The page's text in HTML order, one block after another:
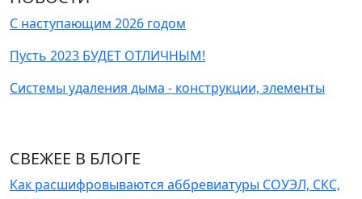
С наступающим 2026 годом
Пусть 2023 БУДЕТ ОТЛИЧНЫМ!
Системы удаления дыма - конструкции, элементы
СВЕЖЕЕ В БЛОГЕ
Как расшифровываются аббревиатуры СОУЭЛ, СКС,